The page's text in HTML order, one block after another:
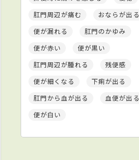
肛門周辺が痛む
おならが出る
便が漏れる
肛門のかゆみ
便が赤い
便が黒い
肛門周辺が腫れる
残便感
便が細くなる
下痢が出る
肛門から血が出る
血便が出る
便が白い